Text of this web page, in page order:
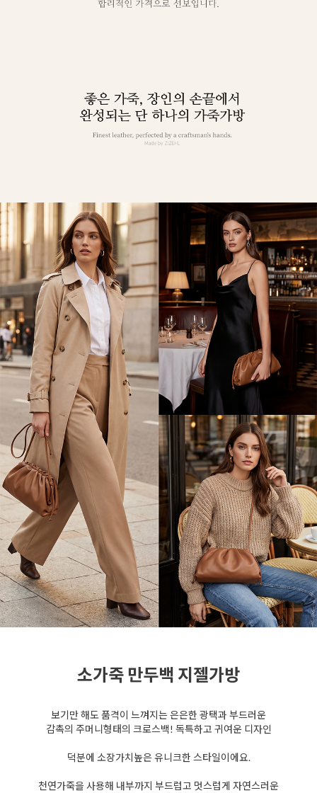
소가죽 만두백 지젤가방
보기만 해도 품격이 느껴지는 은은한 광택과 부드러운
감촉의 주머니형태의 크로스백! 독특하고 귀여운 디자인
덕분에 소장가치높은 유니크한 스타일이에요.
천연가죽을 사용해 내부까지 부드럽고 멋스럽게 자연스러운